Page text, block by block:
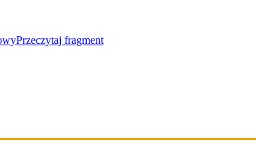
Przeczytaj fragment